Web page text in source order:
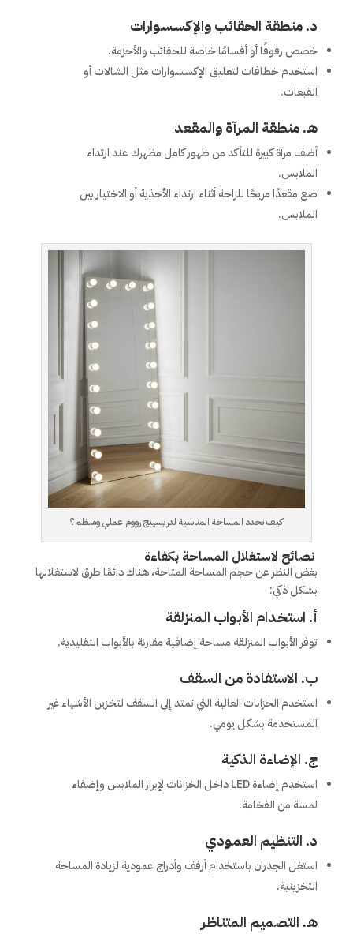
د. منطقة الحقائب والإكسسوارات
خصص رفوفًا أو أقسامًا خاصة للحقائب والأحزمة.
استخدم خطافات لتعليق الإكسسوارات مثل الشالات أو
القبعات.
هـ. منطقة المرآة والمقعد
أضف مرآة كبيرة للتأكد من ظهور كامل مظهرك عند ارتداء
الملابس.
ضع مقعدًا مريحًا للراحة أثناء ارتداء الأحذية أو الاختيار بين
الملابس.
كيف تحدد المساحة المناسبة لدريسينج رووم عملي ومنظم؟
نصائح لاستغلال المساحة بكفاءة
بغض النظر عن حجم المساحة المتاحة، هناك دائمًا طرق لاستغلالها
بشكل ذكي:
أ. استخدام الأبواب المنزلقة
توفر الأبواب المنزلقة مساحة إضافية مقارنة بالأبواب التقليدية.
ب. الاستفادة من السقف
استخدم الخزانات العالية التي تمتد إلى السقف لتخزين الأشياء غير
المستخدمة بشكل يومي.
ج. الإضاءة الذكية
استخدم إضاءة LED داخل الخزانات لإبراز الملابس وإضفاء
لمسة من الفخامة.
د. التنظيم العمودي
استغل الجدران باستخدام أرفف وأدراج عمودية لزيادة المساحة
التخزينية.
هـ. التصميم المتناظر